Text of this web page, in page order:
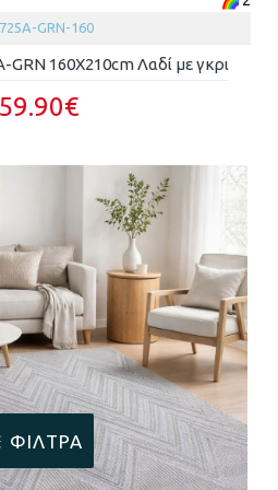
GRN-160
GRN 160X210cm Λαδί με γκρι
59.90€
ΦΊΛΤΡΑ